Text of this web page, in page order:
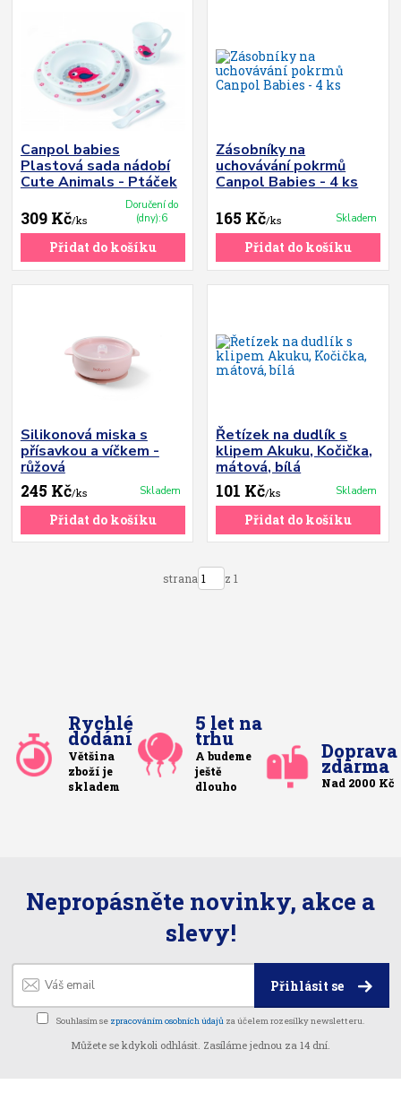
Canpol babies
Plastová sada nádobí
Cute Animals - Ptáček
309 Kč/ks
Doručení do
(dny):6
Přidat do košíku
Zásobníky na
uchovávání pokrmů
Canpol Babies - 4 ks
165 Kč/ks Skladem
Přidat do košíku
Silikonová miska s
přísavkou a víčkem -
růžová
245 Kč/ks Skladem
Přidat do košíku
Řetízek na dudlík s
klipem Akuku, Kočička,
mátová, bílá
101 Kč/ks Skladem
Přidat do košíku
strana z 1
Rychlé
dodání
Většina
zboží je
skladem
5 let na
trhu
A budeme
ještě
dlouho
Doprava
zdarma
Nad 2000 Kč
Nepropásněte novinky, akce a
slevy!
Přihlásit se
Souhlasím se zpracováním osobních údajů za účelem rozesílky newsletteru.
Můžete se kdykoli odhlásit. Zasíláme jednou za 14 dní.